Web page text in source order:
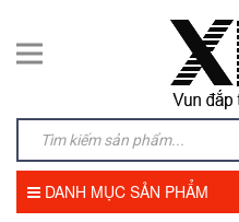
DANH MỤC SẢN PHẨM